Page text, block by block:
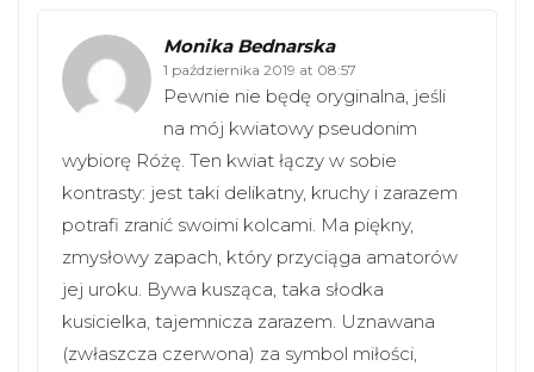
Monika Bednarska
1 października 2019 at 08:57
Pewnie nie będę oryginalna, jeśli
na mój kwiatowy pseudonim
wybiorę Różę. Ten kwiat łączy w sobie
kontrasty: jest taki delikatny, kruchy i zarazem
potrafi zranić swoimi kolcami. Ma piękny,
zmysłowy zapach, który przyciąga amatorów
jej uroku. Bywa kusząca, taka słodka
kusicielka, tajemnicza zarazem. Uznawana
(zwłaszcza czerwona) za symbol miłości,